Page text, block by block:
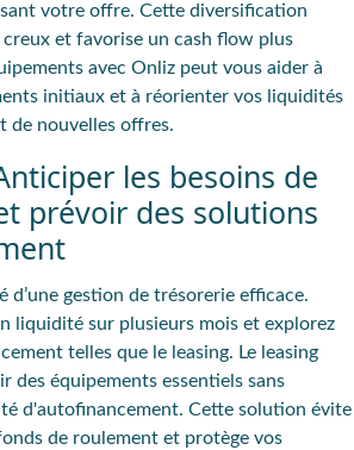
votre offre. Cette diversification
et favorise un cash flow plus
avec Onliz peut vous aider à
initiaux et à réorienter vos liquidités
de nouvelles offres.
les besoins de
prévoir des solutions
d’une gestion de trésorerie efficace.
liquidité sur plusieurs mois et explorez
telles que le leasing. Le leasing
des équipements essentiels sans
d'autofinancement. Cette solution évite
de roulement et protège vos